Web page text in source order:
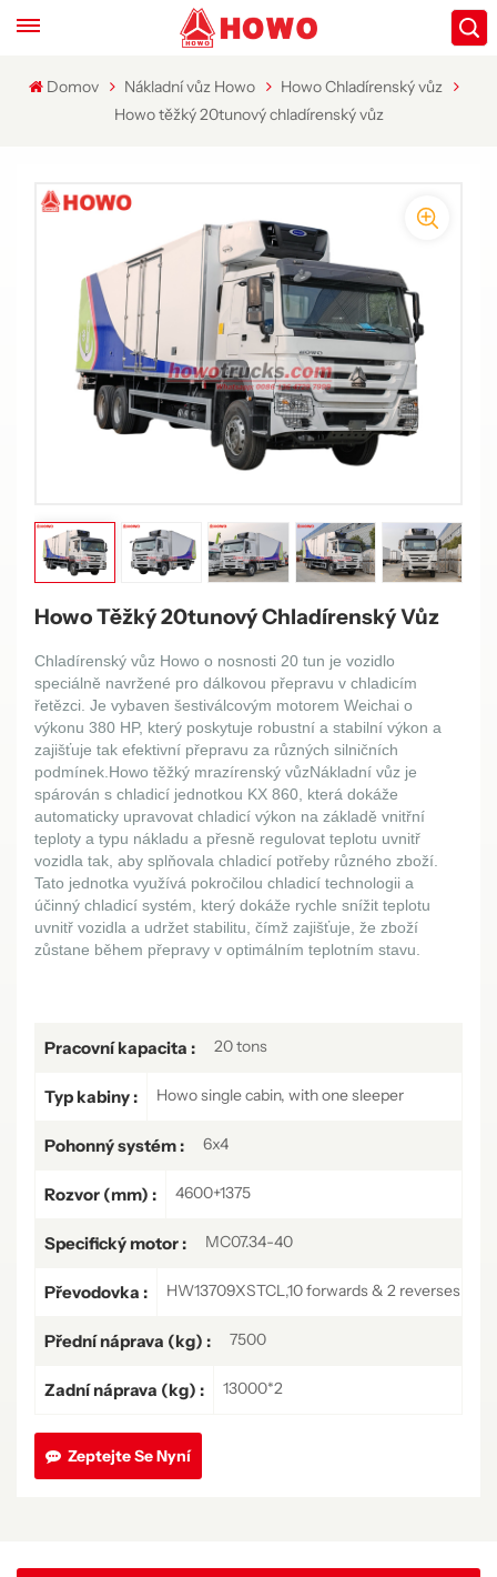
Domov Nákladní vůz Howo
Howo Chladírenský vůz
Howo těžký 20tunový chladírenský vůz
Howo Těžký 20tunový Chladírenský Vůz
Chladírenský vůz Howo o nosnosti 20 tun je vozidlo
speciálně navržené pro dálkovou přepravu v chladicím
řetězci. Je vybaven šestiválcovým motorem Weichai o
výkonu 380 HP, který poskytuje robustní a stabilní výkon a
zajišťuje tak efektivní přepravu za různých silničních
podmínek. Howo těžký mrazírenský vůzNákladní vůz je
spárován s chladicí jednotkou KX 860, která dokáže
automaticky upravovat chladicí výkon na základě vnitřní
teploty a typu nákladu a přesně regulovat teplotu uvnitř
vozidla tak, aby splňovala chladicí potřeby různého zboží.
Tato jednotka využívá pokročilou chladicí technologii a
účinný chladicí systém, který dokáže rychle snížit teplotu
uvnitř vozidla a udržet stabilitu, čímž zajišťuje, že zboží
zůstane během přepravy v optimálním teplotním stavu.
Pracovní kapacita : 20 tons
Typ kabiny : Howo single cabin, with one sleeper
Pohonný systém : 6x4
Rozvor (mm) : 4600+1375
Specifický motor : MC07.34-40
Převodovka : HW13709XSTCL,10 forwards & 2 reverses
Přední náprava (kg) : 7500
Zadní náprava (kg) : 13000*2
Zeptejte Se Nyní